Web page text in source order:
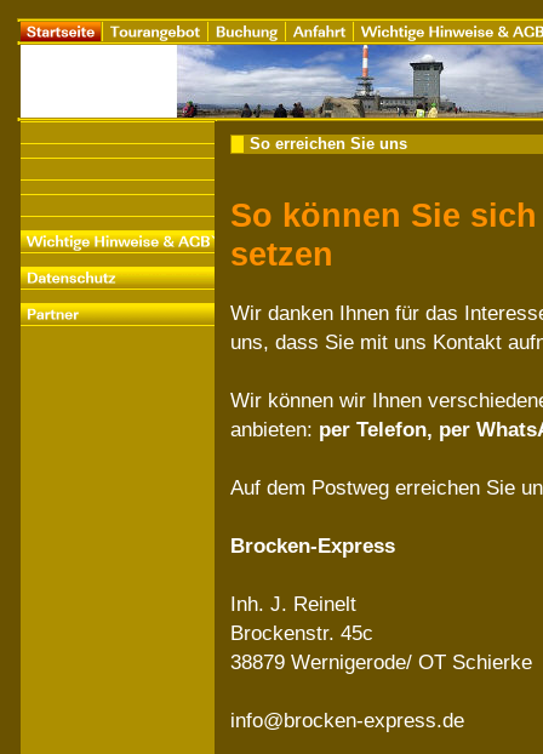
So erreichen Sie uns
So können Sie
setzen
Wir danken Ihnen für das
uns, dass Sie mit uns Kontakt
Wir können wir Ihnen
anbieten: per Telefon, per
Auf dem Postweg erreichen Sie
Brocken-Express
Inh. J. Reinelt
Brockenstr. 45c
38879 Wernigerode/ OT Schierke
info@brocken-express.de